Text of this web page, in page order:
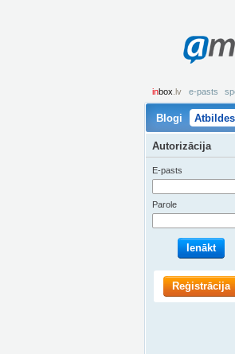
inbox .lv e-pasts
Blogi Atbildes
Autorizācija
E-pasts
Parole
Ienākt
Reģistrācija